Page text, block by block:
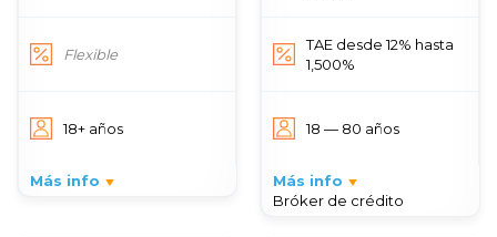
Flexible
18+ años
Más info
TAE desde 12% hasta
1,500%
18 — 80 años
Más info
Bróker de crédito